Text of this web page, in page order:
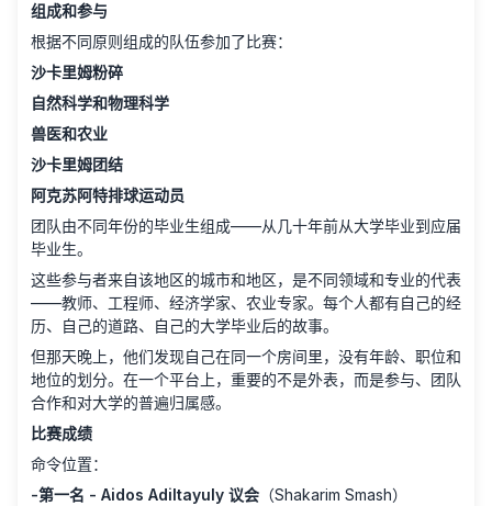
组成和参与
根据不同原则组成的队伍参加了比赛：
沙卡里姆粉碎
自然科学和物理科学
兽医和农业
沙卡里姆团结
阿克苏阿特排球运动员
团队由不同年份的毕业生组成——从几十年前从大学毕业到应届
毕业生。
这些参与者来自该地区的城市和地区，是不同领域和专业的代表
——教师、工程师、经济学家、农业专家。每个人都有自己的经
历、自己的道路、自己的大学毕业后的故事。
但那天晚上，他们发现自己在同一个房间里，没有年龄、职位和
地位的划分。在一个平台上，重要的不是外表，而是参与、团队
合作和对大学的普遍归属感。
比赛成绩
命令位置：
-第一名 - Aidos Adiltayuly 议会 （Shakarim Smash）